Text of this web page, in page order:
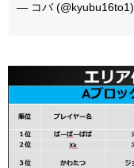
— コバ (@kyubu16to1)